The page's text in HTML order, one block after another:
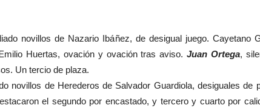
novillos de Nazario Ibáñez, de desigual juego. Cayetano
Huertas, ovación y ovación tras aviso. Juan Ortega,
Un tercio de plaza.
novillos de Herederos de Salvador Guardiola, desiguales de
el segundo por encastado, y tercero y cuarto por